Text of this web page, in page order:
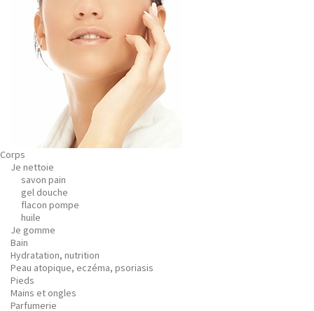
Corps
Je nettoie
savon pain
gel douche
flacon pompe
huile
Je gomme
Bain
Hydratation, nutrition
Peau atopique, eczéma, psoriasis
Pieds
Mains et ongles
Parfumerie